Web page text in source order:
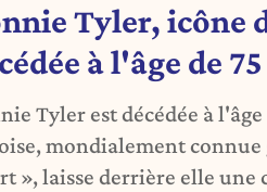
Tyler, icône
à l'âge de
Tyler est décédée à
mondialement connue
», laisse derrière elle